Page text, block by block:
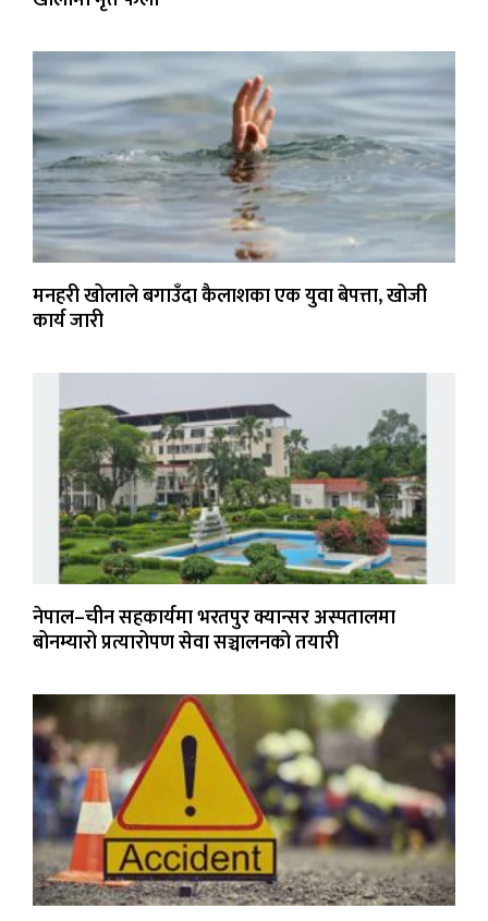
मनहरी खोलाले बगाउँदा कैलाशका एक युवा बेपत्ता, खोजी
कार्य जारी
नेपाल–चीन सहकार्यमा भरतपुर क्यान्सर अस्पतालमा
बोनम्यारो प्रत्यारोपण सेवा सञ्चालनको तयारी